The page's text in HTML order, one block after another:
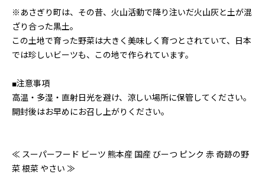
※あさぎり町は、その昔、火山活動で降り注いだ火山灰と土が混
ざり合った黒土。
この土地で育った野菜は大きく美味しく育つとされていて、日本
では珍しいビーツも、この地で作られています。
■注意事項
高温・多湿・直射日光を避け、涼しい場所に保管してください。
開封後はお早めにお召し上がりください。
≪ スーパーフード ビーツ 熊本産 国産 びーつ ピンク 赤 奇跡の野
菜 根菜 やさい ≫